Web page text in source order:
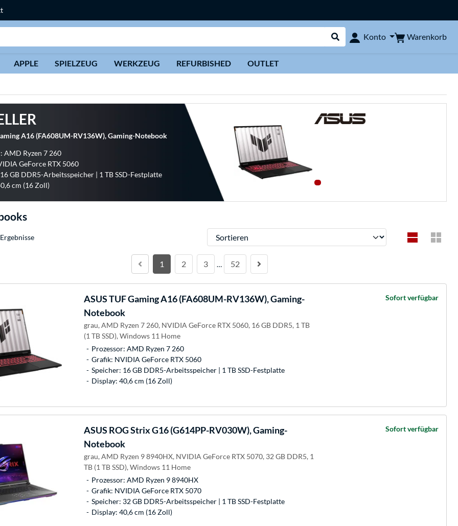
Suche durchführen
Konto Warenkorb
APPLE SPIELZEUG WERKZEUG REFURBISHED OUTLET
A16 (FA608UM-RV136W), Gaming-Notebook
AMD Ryzen 7 260
GeForce RTX 5060
GB DDR5-Arbeitsspeicher | 1 TB SSD-Festplatte
cm (16 Zoll)
Sortieren
1 2 3 … 52
ASUSTUF Gaming A16 (FA608UM-RV136W), Gaming-
Notebook
grau, AMD Ryzen 7 260, NVIDIA GeForce RTX 5060, 16 GB DDR5, 1 TB
(1 TB SSD), Windows 11 Home
Prozessor: AMD Ryzen 7 260
Grafik: NVIDIA GeForce RTX 5060
Speicher: 16 GB DDR5-Arbeitsspeicher | 1 TB SSD-Festplatte
Display: 40,6 cm (16 Zoll)
Sofort verfügbar
ASUS ROG Strix G16 (G614PP-RV030W), Gaming-
Notebook
grau, AMD Ryzen 9 8940HX, NVIDIA GeForce RTX 5070, 32 GB DDR5, 1
TB (1 TB SSD), Windows 11 Home
Prozessor: AMD Ryzen 9 8940HX
Grafik: NVIDIA GeForce RTX 5070
Speicher: 32 GB DDR5-Arbeitsspeicher | 1 TB SSD-Festplatte
Display: 40,6 cm (16 Zoll)
Sofort verfügbar